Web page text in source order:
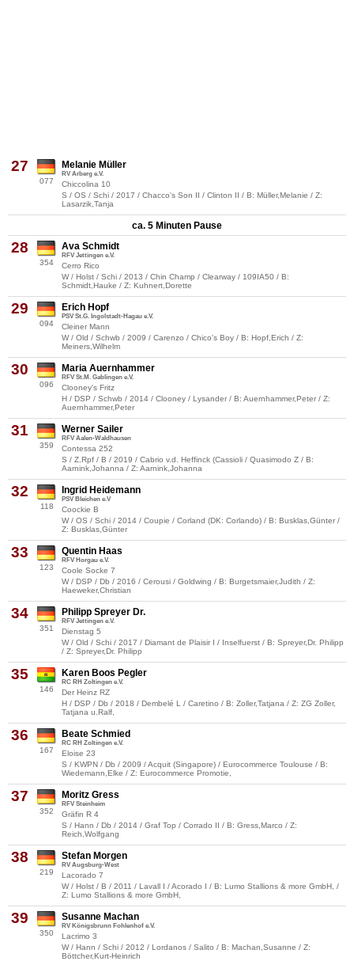
27
077
Melanie Müller
RV Arberg e.V.
Chiccolina 10
S / OS / Schi / 2017 / Chacco's Son II / Clinton II / B: Müller,Melanie / Z:
Lasarzik,Tanja
ca. 5 Minuten Pause
28
354
Ava Schmidt
RFV Jettingen e.V.
Cerro Rico
W / Holst / Schi / 2013 / Chin Champ / Clearway / 109IA50 / B:
Schmidt,Hauke / Z: Kuhnert,Dorette
29
094
Erich Hopf
PSV St.G. Ingolstadt-Hagau e.V.
Cleiner Mann
W / Old / Schwb / 2009 / Carenzo / Chico's Boy / B: Hopf,Erich / Z:
Meiners,Wilhelm
30
096
Maria Auernhammer
RFV St.M. Gablingen e.V.
Clooney's Fritz
H / DSP / Schwb / 2014 / Clooney / Lysander / B: Auernhammer,Peter / Z:
Auernhammer,Peter
31
359
Werner Sailer
RFV Aalen-Waldhausen
Contessa 252
S / Z.Rpf / B / 2019 / Cabrio v.d. Heffinck (Cassioli / Quasimodo Z / B:
Aarnink,Johanna / Z: Aarnink,Johanna
32
118
Ingrid Heidemann
PSV Bleichen e.V
Coockie B
W / OS / Schi / 2014 / Coupie / Corland (DK: Corlando) / B: Busklas,Günter /
Z: Busklas,Günter
33
123
Quentin Haas
RFV Horgau e.V.
Coole Socke 7
W / DSP / Db / 2016 / Cerousi / Goldwing / B: Burgetsmaier,Judith / Z:
Haeweker,Christian
34
351
Philipp Spreyer Dr.
RFV Jettingen e.V.
Dienstag 5
W / Old / Schi / 2017 / Diamant de Plaisir I / Inselfuerst / B: Spreyer,Dr. Philipp
/ Z: Spreyer,Dr. Philipp
35
146
Karen Boos Pegler
RC RH Zoltingen e.V.
Der Heinz RZ
H / DSP / Db / 2018 / Dembelé L / Caretino / B: Zoller,Tatjana / Z: ZG Zoller,
Tatjana u.Ralf,
36
167
Beate Schmied
RC RH Zoltingen e.V.
Eloise 23
S / KWPN / Db / 2009 / Acquit (Singapore) / Eurocommerce Toulouse / B:
Wiedemann,Elke / Z: Eurocommerce Promotie,
37
352
Moritz Gress
RFV Steinheim
Gräfin R 4
S / Hann / Db / 2014 / Graf Top / Corrado II / B: Gress,Marco / Z:
Reich,Wolfgang
38
219
Stefan Morgen
RV Augsburg-West
Lacorado 7
W / Holst / B / 2011 / Lavall I / Acorado I / B: Lumo Stallions & more GmbH, /
Z: Lumo Stallions & more GmbH,
39
350
Susanne Machan
RV Königsbrunn Fohlenhof e.V.
Lacrimo 3
W / Hann / Schi / 2012 / Lordanos / Salito / B: Machan,Susanne / Z:
Böttcher,Kurt-Heinrich